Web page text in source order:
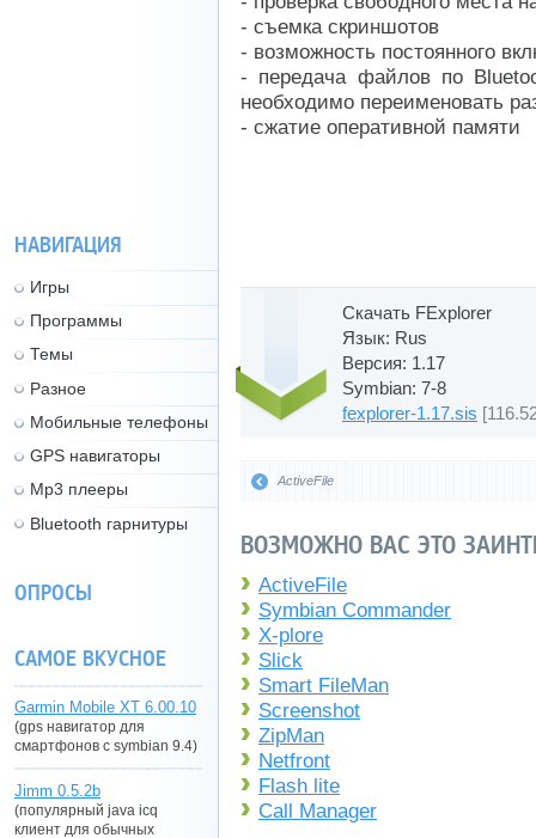
- съемка скриншотов
- возможность постоянного
- передача файлов по
необходимо переименовать
- сжатие оперативной памяти
Скачать FExplorer
Язык: Rus
Версия: 1.17
Symbian: 7-8
fexplorer-1.17.sis
ActiveFile
ВОЗМОЖНО ВАС ЭТО
ActiveFile
Symbian Commander
X-plore
Slick
Smart FileMan
Screenshot
ZipMan
Netfront
Flash lite
Call Manager
НАВИГАЦИЯ
Игры
Программы
Темы
Разное
Мобильные телефоны
GPS навигаторы
Mp3 плееры
Bluetooth гарнитуры
ОПРОСЫ
САМОЕ ВКУСНОЕ
Garmin Mobile XT 6.00.10
(gps навигатор для
смартфонов с symbian 9.4)
Jimm 0.5.2b
(популярный java icq
клиент для обычных